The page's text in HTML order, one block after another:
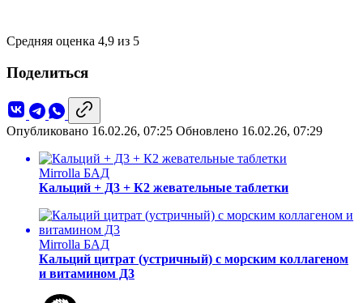
Средняя оценка 4,9 из 5
Поделиться
Опубликовано 16.02.26, 07:25 Обновлено 16.02.26, 07:29
Mirrolla БАД
Кальций + Д3 + К2 жевательные таблетки
Mirrolla БАД
Кальций цитрат (устричный) с морским коллагеном
и витамином Д3